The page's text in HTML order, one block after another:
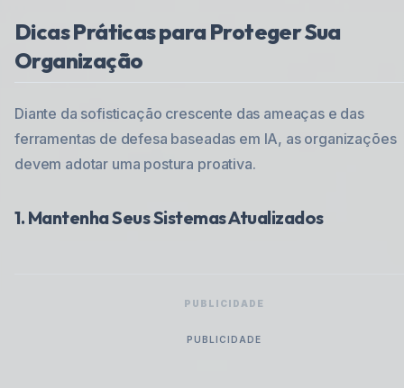
Dicas Práticas para Proteger Sua
Organização
Diante da sofisticação crescente das ameaças e das
ferramentas de defesa baseadas em IA, as organizações
devem adotar uma postura proativa.
1. Mantenha Seus Sistemas Atualizados
PUBLICIDADE
PUBLICIDADE